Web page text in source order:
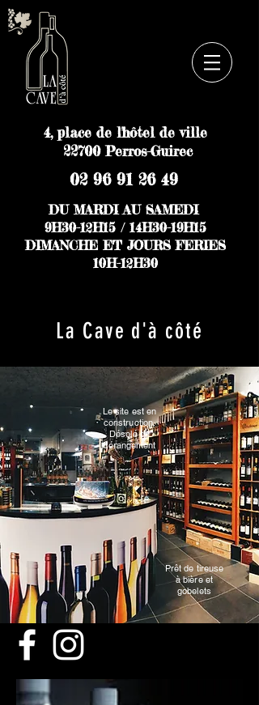
4, place de l'hôtel de ville
22700 Perros-Guirec
02 96 91 26 49
DU MARDI AU SAMEDI
9H30-12H15 / 14H30-19H15
DIMANCHE ET JOURS FERIES
10H-12H30
La Cave d'à côté
Le site est en
construction.
Désolé du
dérangement
Prêt de tireuse
à bière et
gobelets